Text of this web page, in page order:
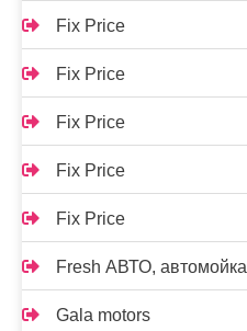
Fix Price
Fix Price
Fix Price
Fix Price
Fix Price
Fresh АВТО, автомойка
Gala motors